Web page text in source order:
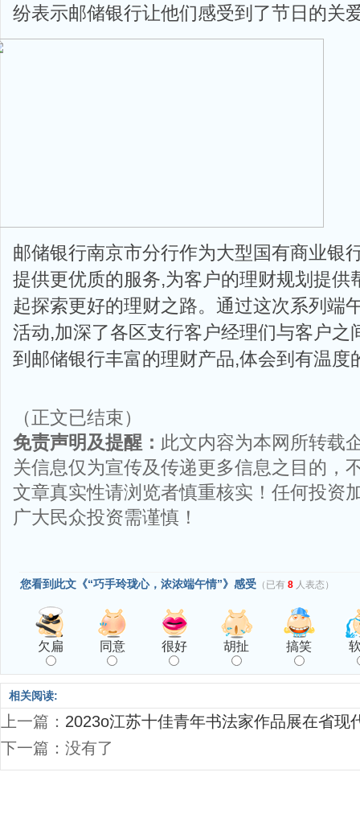
纷表示邮储银行让他们感受到了节日的关
邮储银行南京市分行作为大型国有商业银
提供更优质的服务,为客户的理财规划提供
起探索更好的理财之路。通过这次系列端
活动,加深了各区支行客户经理们与客户之
到邮储银行丰富的理财产品,体会到有温度
（正文已结束）
免责声明及提醒： 此文内容为本网所转载
关信息仅为宣传及传递更多信息之目的，
文章真实性请浏览者慎重核实！任何投资
广大民众投资需谨慎！
您看到此文《“巧手玲珑心，浓浓端午情”》感受 （已有 8 人表态）
欠扁 同意 很好 胡扯 搞笑
相关阅读:
上一篇： 2023o江苏十佳青年书法家作品展在省现
下一篇：没有了